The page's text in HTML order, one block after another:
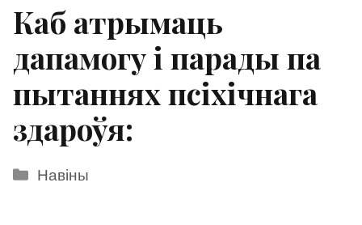
Каб атрымаць
дапамогу і парады па
пытаннях псіхічнага
здароўя:
Categories
Навіны